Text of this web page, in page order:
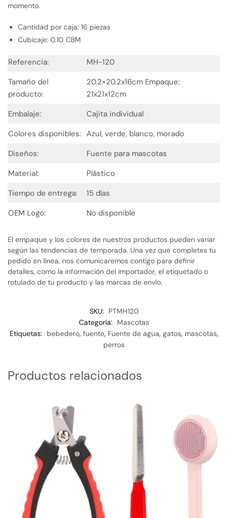
momento.
Cantidad por caja: 16 piezas
Cubicaje: 0.10 CBM
Referencia:
MH-120
Tamaño del
producto:
20.2×20.2x16cm Empaque:
21x21x12cm
Embalaje:
Cajita individual
Colores disponibles: Azul, verde, blanco, morado
Diseños:
Fuente para mascotas
Material:
Plástico
Tiempo de entrega:
15 días
OEM Logo:
No disponible
El empaque y los colores de nuestros productos pueden variar
según las tendencias de temporada. Una vez que completes tu
pedido en línea, nos comunicaremos contigo para definir
detalles, como la información del importador, el etiquetado o
rotulado de tu producto y las marcas de envío.
SKU:
PTMH120
Categoría:
Mascotas
Etiquetas:
bebedero, fuente, Fuente de agua, gatos, mascotas,
perros
Productos relacionados